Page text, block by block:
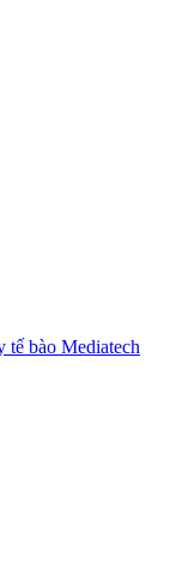
tế bào Mediatech